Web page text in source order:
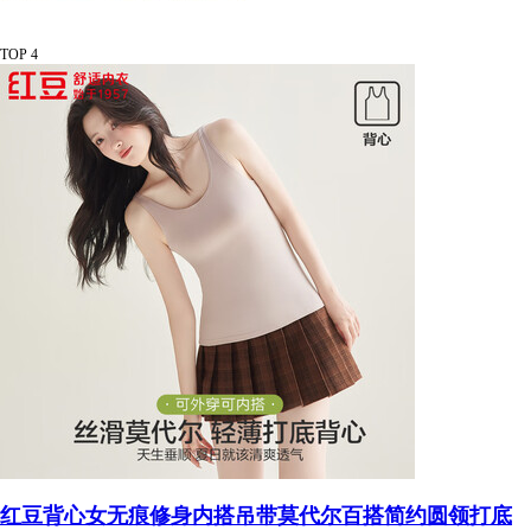
TOP 4
红豆背心女无痕修身内搭吊带莫代尔百搭简约圆领打底